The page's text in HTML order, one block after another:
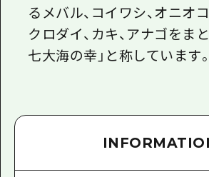
るメバル、コイワシ、オニオコ
クロダイ、カキ、アナゴをま
七大海の幸」と称しています。